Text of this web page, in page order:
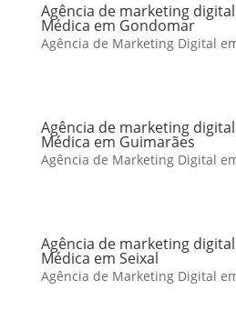
Agência de marketing
Médica em Gondomar
Agência de Marketing Digital
Agência de marketing
Médica em Guimarães
Agência de Marketing Digital
Agência de marketing
Médica em Seixal
Agência de Marketing Digital